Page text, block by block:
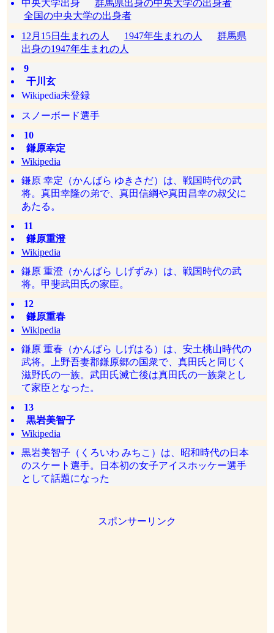
中央大学出身 群馬県出身の中央大学の出身者
全国の中央大学の出身者
12月15日生まれの人
1947年生まれの人
群馬県
出身の1947年生まれの人
9
干川玄
Wikipedia未登録
スノーボード選手
10
鎌原幸定
Wikipedia
鎌原 幸定（かんばら ゆきさだ）は、戦国時代の武
将。真田幸隆の弟で、真田信綱や真田昌幸の叔父に
あたる。
11
鎌原重澄
Wikipedia
鎌原 重澄（かんばら しげずみ）は、戦国時代の武
将。甲斐武田氏の家臣。
12
鎌原重春
Wikipedia
鎌原 重春（かんばら しげはる）は、安土桃山時代の
武将。上野吾妻郡鎌原郷の国衆で、真田氏と同じく
滋野氏の一族。武田氏滅亡後は真田氏の一族衆とし
て家臣となった。
13
黒岩美智子
Wikipedia
黒岩美智子（くろいわ みちこ）は、昭和時代の日本
のスケート選手。日本初の女子アイスホッケー選手
として話題になった
スポンサーリンク